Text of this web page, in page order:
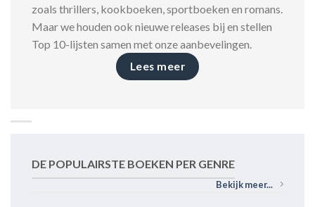
zoals thrillers, kookboeken, sportboeken en romans.
Maar we houden ook nieuwe releases bij en stellen
Top 10-lijsten samen met onze aanbevelingen.
Lees meer
DE POPULAIRSTE BOEKEN PER GENRE
Bekijk meer...